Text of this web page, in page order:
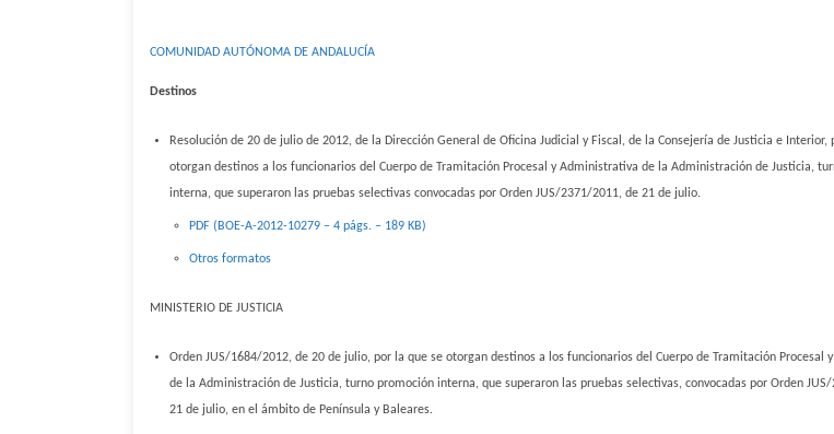
COMUNIDAD AUTÓNOMA DE ANDALUCÍA
Destinos
Resolución de 20 de julio de 2012, de la Dirección General de Oficina Judicial y Fiscal, de la Consejería de Justicia e Interior,
otorgan destinos a los funcionarios del Cuerpo de Tramitación Procesal y Administrativa de la Administración de Justicia,
interna, que superaron las pruebas selectivas convocadas por Orden JUS/2371/2011, de 21 de julio.
PDF (BOE-A-2012-10279 – 4 págs. – 189 KB)
Otros formatos
MINISTERIO DE JUSTICIA
Orden JUS/1684/2012, de 20 de julio, por la que se otorgan destinos a los funcionarios del Cuerpo de Tramitación Procesal
de la Administración de Justicia, turno promoción interna, que superaron las pruebas selectivas, convocadas por Orden
21 de julio, en el ámbito de Península y Baleares.